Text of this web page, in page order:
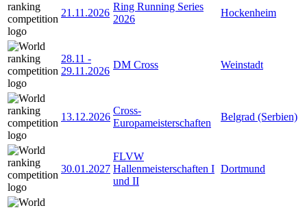
21.11.2026
Ring Running Series
2026
Hockenheim
28.11 -
29.11.2026
DM Cross Weinstadt
13.12.2026
Cross-
Europameisterschaften
Belgrad (Serbien)
30.01.2027
FLVW
Hallenmeisterschaften I
und II
Dortmund